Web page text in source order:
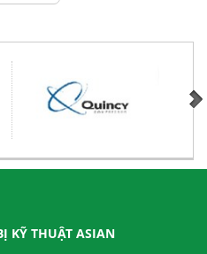
KỸ THUẬT ASIAN